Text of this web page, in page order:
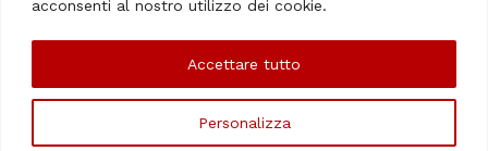
acconsenti al nostro utilizzo dei cookie.
Personalizza
Accettare tutto
Le Firme
©Copyright 2006/2020 - ItaliaChiamaItalia